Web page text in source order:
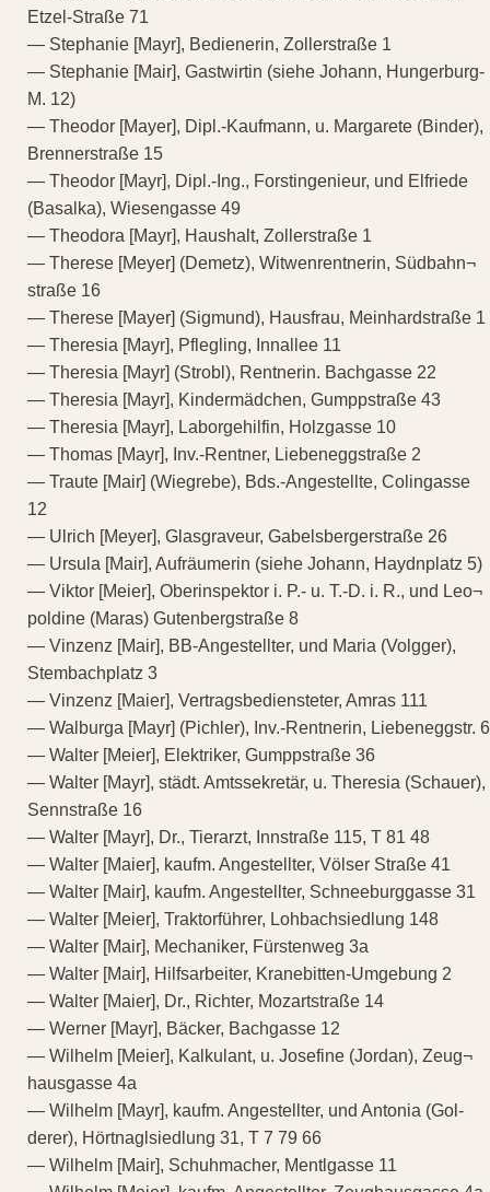
Etzel-Straße 71
— Stephanie [Mayr], Bedienerin, Zollerstraße 1
— Stephanie [Mair], Gastwirtin (siehe Johann, Hungerburg-
M. 12)
— Theodor [Mayer], Dipl.-Kaufmann, u. Margarete (Binder),
Brennerstraße 15
— Theodor [Mayr], Dipl.-Ing., Forstingenieur, und Elfriede
(Basalka), Wiesengasse 49
— Theodora [Mayr], Haushalt, Zollerstraße 1
— Therese [Meyer] (Demetz), Witwenrentnerin, Südbahn¬
straße 16
— Therese [Mayer] (Sigmund), Hausfrau, Meinhardstraße 1
— Theresia [Mayr], Pflegling, Innallee 11
— Theresia [Mayr] (Strobl), Rentnerin. Bachgasse 22
— Theresia [Mayr], Kindermädchen, Gumppstraße 43
— Theresia [Mayr], Laborgehilfin, Holzgasse 10
— Thomas [Mayr], Inv.-Rentner, Liebeneggstraße 2
— Traute [Mair] (Wiegrebe), Bds.-Angestellte, Colingasse
12
— Ulrich [Meyer], Glasgraveur, Gabelsbergerstraße 26
— Ursula [Mair], Aufräumerin (siehe Johann, Haydnplatz 5)
— Viktor [Meier], Oberinspektor i. P.- u. T.-D. i. R., und Leo¬
poldine (Maras) Gutenbergstraße 8
— Vinzenz [Mair], BB-Angestellter, und Maria (Volgger),
Stembachplatz 3
— Vinzenz [Maier], Vertragsbediensteter, Amras 111
— Walburga [Mayr] (Pichler), Inv.-Rentnerin, Liebeneggstr. 6
— Walter [Meier], Elektriker, Gumppstraße 36
— Walter [Mayr], städt. Amtssekretär, u. Theresia (Schauer),
Sennstraße 16
— Walter [Mayr], Dr., Tierarzt, Innstraße 115, T 81 48
— Walter [Maier], kaufm. Angestellter, Völser Straße 41
— Walter [Mair], kaufm. Angestellter, Schneeburggasse 31
— Walter [Meier], Traktorführer, Lohbachsiedlung 148
— Walter [Mair], Mechaniker, Fürstenweg 3a
— Walter [Mair], Hilfsarbeiter, Kranebitten-Umgebung 2
— Walter [Maier], Dr., Richter, Mozartstraße 14
— Werner [Mayr], Bäcker, Bachgasse 12
— Wilhelm [Meier], Kalkulant, u. Josefine (Jordan), Zeug¬
hausgasse 4a
— Wilhelm [Mayr], kaufm. Angestellter, und Antonia (Gol-
derer), Hörtnaglsiedlung 31, T 7 79 66
— Wilhelm [Mair], Schuhmacher, Mentlgasse 11